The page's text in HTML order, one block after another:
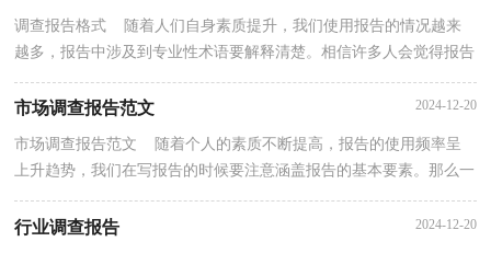
调查报告格式 随着人们自身素质提升，我们使用报告的情况越来
越多，报告中涉及到专业性术语要解释清楚。相信许多人会觉得报告
市场调查报告范文 2024-12-20
市场调查报告范文 随着个人的素质不断提高，报告的使用频率呈
上升趋势，我们在写报告的时候要注意涵盖报告的基本要素。那么一
般报告是怎么写的呢？以下是小编帮大家整理的市场...
行业调查报告 2024-12-20